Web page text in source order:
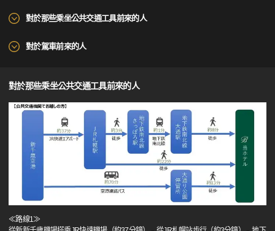
對於那些乘坐公共交通工具前來的人
對於駕車前來的人
對於那些乘坐公共交通工具前來的人
≪路線1≫